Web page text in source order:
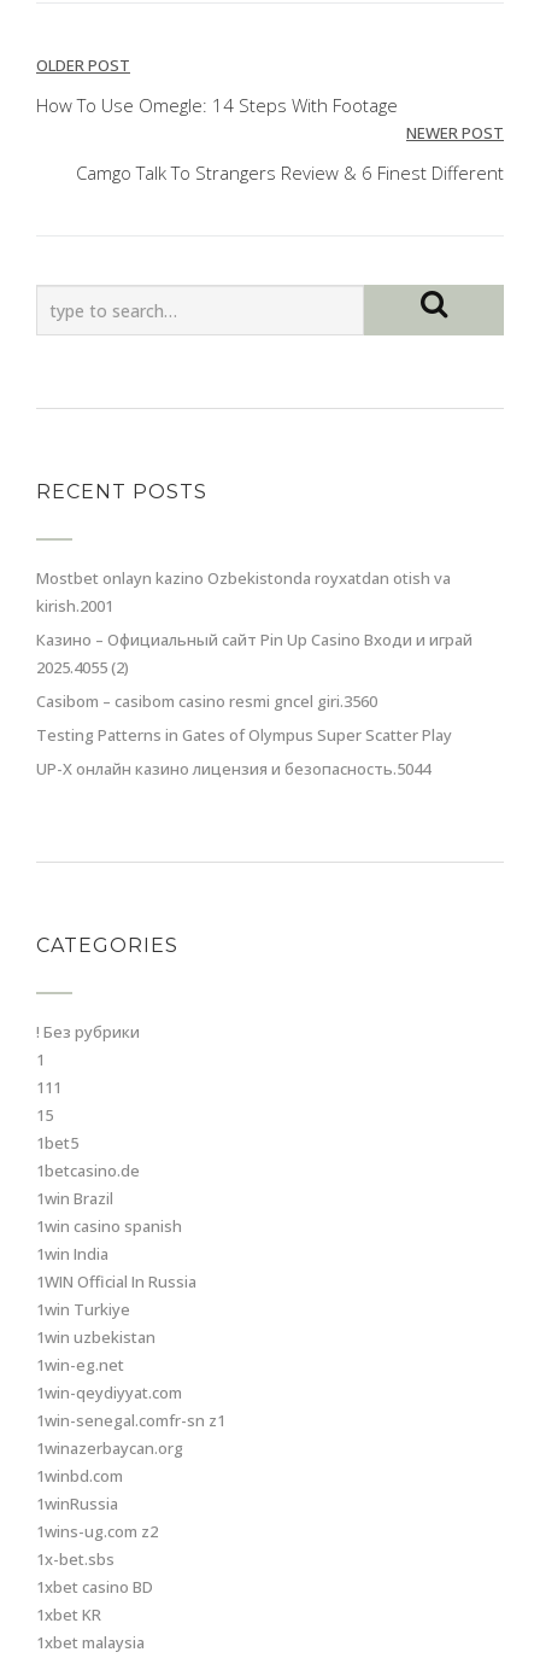
Post
navigation
OLDER POST
How To Use Omegle: 14 Steps With Footage
NEWER POST
Camgo Talk To Strangers Review & 6 Finest Different
RECENT POSTS
Mostbet onlayn kazino Ozbekistonda royxatdan otish va
kirish.2001
Казино – Официальный сайт Pin Up Casino Входи и играй
2025.4055 (2)
Casibom – casibom casino resmi gncel giri.3560
Testing Patterns in Gates of Olympus Super Scatter Play
UP-X онлайн казино лицензия и безопасность.5044
CATEGORIES
! Без рубрики
1
111
15
1bet5
1betcasino.de
1win Brazil
1win casino spanish
1win India
1WIN Official In Russia
1win Turkiye
1win uzbekistan
1win-eg.net
1win-qeydiyyat.com
1win-senegal.comfr-sn z1
1winazerbaycan.org
1winbd.com
1winRussia
1wins-ug.com z2
1x-bet.sbs
1xbet casino BD
1xbet KR
1xbet malaysia